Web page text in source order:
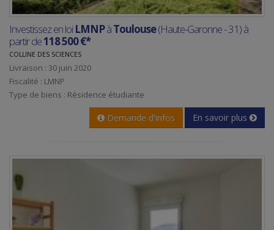
Investissez en loiLMNPàToulouse(Haute-Garonne - 31) à
partir de118 500 €*
COLLINE DES SCIENCES
Livraison : 30 juin 2020
Fiscalité : LMNP
Type de biens : Résidence étudiante
Demande d'infos En savoir plus